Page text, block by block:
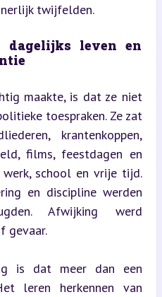
twijfelden.
dagelijks leven en
maakte, is dat ze niet
toespraken. Ze zat
krantenkoppen,
films, feestdagen en
school en vrije tijd.
en discipline werden
Afwijking werd
gevaar.
is dat meer dan een
leren herkennen van